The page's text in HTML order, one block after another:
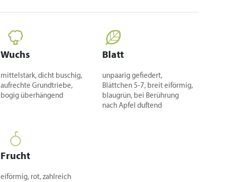
Wuchs
mittelstark, dicht buschig,
aufrechte Grundtriebe,
bogig überhängend
Blatt
unpaarig gefiedert,
Blättchen 5-7, breit eiförmig,
blaugrün, bei Berührung
nach Apfel duftend
Frucht
eiförmig, rot, zahlreich